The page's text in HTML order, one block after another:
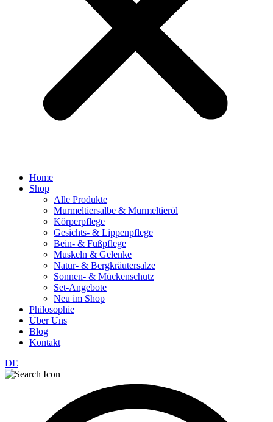
Home
Shop
Alle Produkte
Murmeltiersalbe & Murmeltieröl
Körperpflege
Gesichts- & Lippenpflege
Bein- & Fußpflege
Muskeln & Gelenke
Natur- & Bergkräutersalze
Sonnen- & Mückenschutz
Set-Angebote
Neu im Shop
Philosophie
Über Uns
Blog
Kontakt
DE